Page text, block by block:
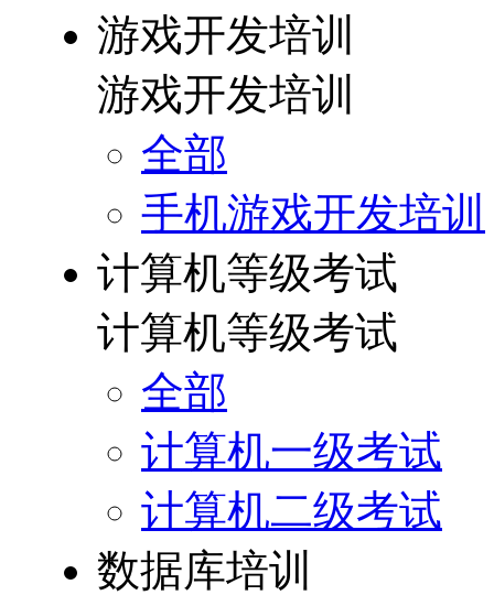
游戏开发培训
游戏开发培训
全部
手机游戏开发培训
计算机等级考试
计算机等级考试
全部
计算机一级考试
计算机二级考试
数据库培训